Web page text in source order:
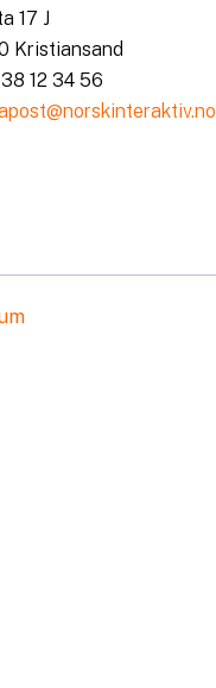
17 J
Kristiansand
12 34 56